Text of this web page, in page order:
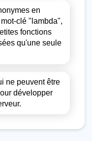
en
clé "lambda",
fonctions
qu'une seule
ne peuvent être
développer